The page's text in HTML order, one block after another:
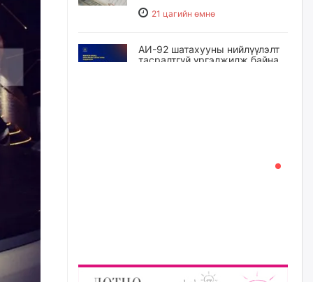
21 цагийн өмнө
АИ-92 шатахууны нийлүүлэлт
тасралтгүй үргэлжилж байна